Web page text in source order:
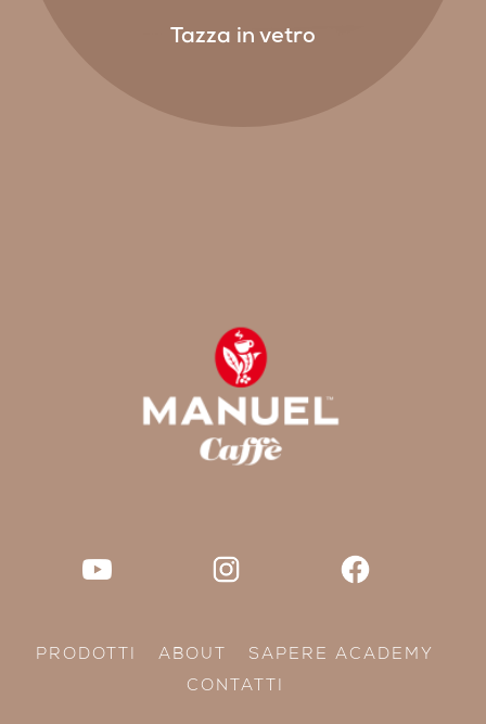
Tazza in vetro
PRODOTTI ABOUT
SAPERE ACADEMY
CONTATTI